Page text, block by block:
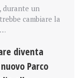
durante un
cambiare la
diventa
Parco